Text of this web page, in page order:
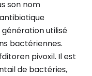
son nom
utilisé
bactériennes.
pivoxil. Il est
de bactéries,